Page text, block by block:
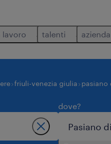
lavoro talenti azienda
friuli-venezia giulia pasiano
dove?